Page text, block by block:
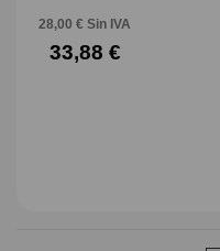
28,00 € Sin IVA
33,88 €